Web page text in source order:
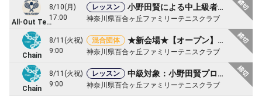
All-Out Tennis Academy
8/10(月)
17:00
レッスン 小野田賢による中上級者向けレッスン
神奈川県百合ヶ丘ファミリーテニスクラブ
Chain
8/11(火祝)
9:00
混合団体 ★新会場★【オープン】月例：3本制混合団体［女D×男D×混D］
神奈川県百合ヶ丘ファミリーテニスクラブ
Chain
8/11(火祝)
9:00
レッスン 中級対象：小野田賢プロのクリニック〜ダブルスのボレー&サーブ
神奈川県百合ヶ丘ファミリーテニスクラブ